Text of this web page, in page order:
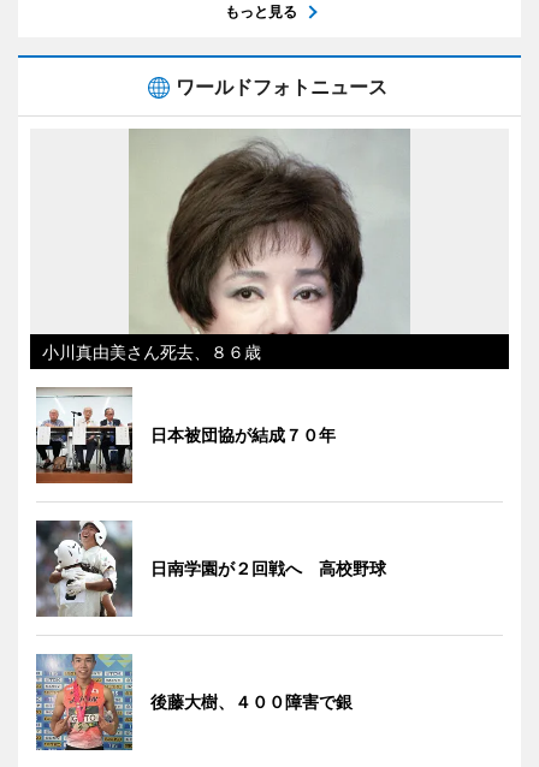
もっと見る
ワールドフォトニュース
小川真由美さん死去、８６歳
日本被団協が結成７０年
日南学園が２回戦へ 高校野球
後藤大樹、４００障害で銀